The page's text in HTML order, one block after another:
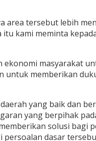
area tersebut lebih
kami meminta
masyarakat
untuk memberikan
yang baik dan
yang berpihak
solusi bagi
dasar